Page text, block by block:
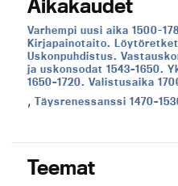
Aikakaudet
Aikakausi:
Varhempi uusi aika 1500-
Kirjapainotaito.
Uskonpuhdistus.
ja uskonsodat 1543–1650.
1650–1720. Valistusaika
, Aikakausi:
Täysrenessanssi
Teemat